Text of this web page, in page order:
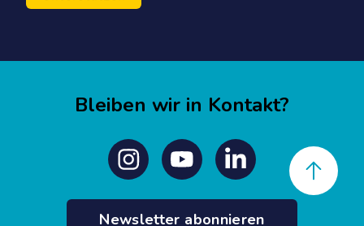
Bleiben wir in Kontakt?
InstagramYoutube Linkedin
Newsletter abonnieren
Back to top